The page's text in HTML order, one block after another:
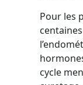
Pour les
cycle